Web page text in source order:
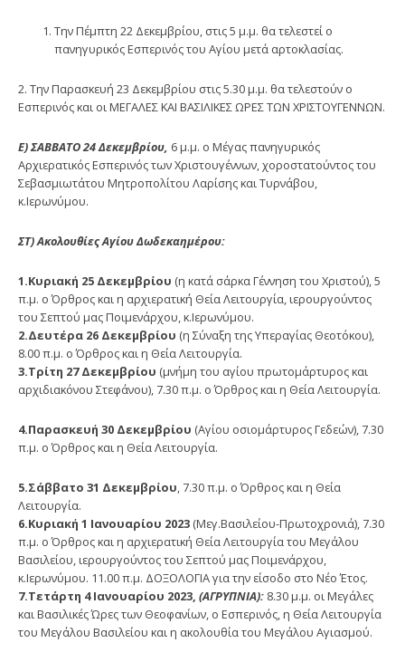
Την Πέμπτη 22 Δεκεμβρίου, στις 5 μ.μ. θα τελεστεί ο
πανηγυρικός Εσπερινός του Αγίου μετά αρτοκλασίας.
2. Την Παρασκευή 23 Δεκεμβρίου στις 5.30 μ.μ. θα τελεστούν ο
Εσπερινός και οι ΜΕΓΑΛΕΣ ΚΑΙ ΒΑΣΙΛΙΚΕΣ ΩΡΕΣ ΤΩΝ ΧΡΙΣΤΟΥΓΕΝΝΩΝ.
Ε) ΣΑΒΒΑΤΟ 24 Δεκεμβρίου, 6 μ.μ. ο Μέγας πανηγυρικός
Αρχιερατικός Εσπερινός των Χριστουγέννων, χοροστατούντος του
Σεβασμιωτάτου Μητροπολίτου Λαρίσης και Τυρνάβου,
κ.Ιερωνύμου.
ΣΤ) Ακολουθίες Αγίου Δωδεκαημέρου:
1.Κυριακή 25 Δεκεμβρίου (η κατά σάρκα Γέννηση του Χριστού), 5
π.μ. ο Όρθρος και η αρχιερατική Θεία Λειτουργία, ιερουργούντος
του Σεπτού μας Ποιμενάρχου, κ.Ιερωνύμου.
2.Δευτέρα 26 Δεκεμβρίου (η Σύναξη της Υπεραγίας Θεοτόκου),
8.00 π.μ. ο Όρθρος και η Θεία Λειτουργία.
3.Τρίτη 27 Δεκεμβρίου (μνήμη του αγίου πρωτομάρτυρος και
αρχιδιακόνου Στεφάνου), 7.30 π.μ. ο Όρθρος και η Θεία Λειτουργία.
4.Παρασκευή 30 Δεκεμβρίου (Αγίου οσιομάρτυρος Γεδεών), 7.30
π.μ. ο Όρθρος και η Θεία Λειτουργία.
5.Σάββατο 31 Δεκεμβρίου, 7.30 π.μ. ο Όρθρος και η Θεία
Λειτουργία.
6.Κυριακή 1 Ιανουαρίου 2023 (Μεγ.Βασιλείου-Πρωτοχρονιά), 7.30
π.μ. ο Όρθρος και η αρχιερατική Θεία Λειτουργία του Μεγάλου
Βασιλείου, ιερουργούντος του Σεπτού μας Ποιμενάρχου,
κ.Ιερωνύμου. 11.00 π.μ. ΔΟΞΟΛΟΓΙΑ για την είσοδο στο Νέο Έτος.
7.Τετάρτη 4 Ιανουαρίου 2023, (ΑΓΡΥΠΝΙΑ): 8.30 μ.μ. οι Μεγάλες
και Βασιλικές Ώρες των Θεοφανίων, ο Εσπερινός, η Θεία Λειτουργία
του Μεγάλου Βασιλείου και η ακολουθία του Μεγάλου Αγιασμού.